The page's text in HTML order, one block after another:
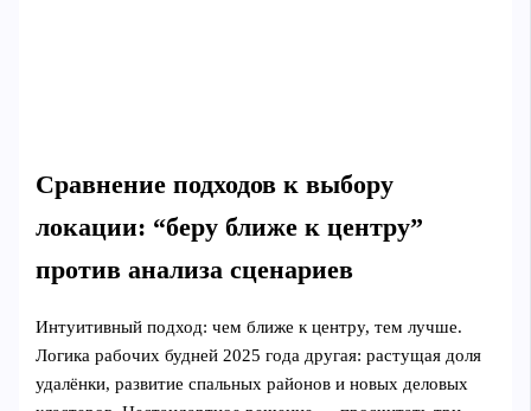
Сравнение подходов к выбору
локации: “беру ближе к центру”
против анализа сценариев
Интуитивный подход: чем ближе к центру, тем лучше.
Логика рабочих будней 2025 года другая: растущая доля
удалёнки, развитие спальных районов и новых деловых